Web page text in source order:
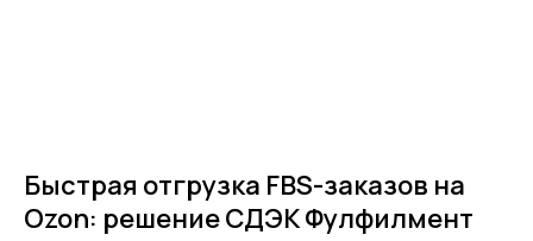
Быстрая отгрузка FBS-заказов на
Ozon: решение СДЭК Фулфилмент